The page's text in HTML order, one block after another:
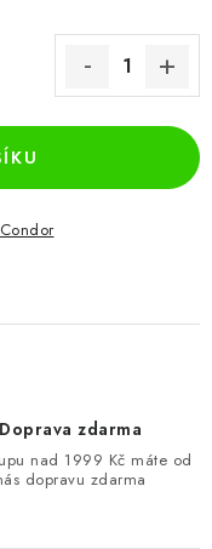
Condor
Doprava zdarma
nad 1999 Kč máte od
dopravu zdarma